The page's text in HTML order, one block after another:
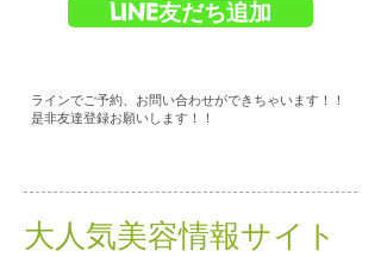
LINE友だち追加
ラインでご予約、お問い合わせができちゃいます！！
是非友達登録お願いします！！
大人気美容情報サイト